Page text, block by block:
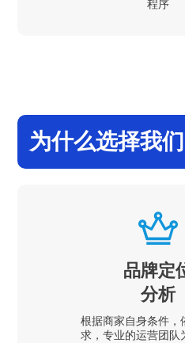
程序
为什么选择我们
品牌定
分析
根据商家自身条件，
求，专业的运营团队